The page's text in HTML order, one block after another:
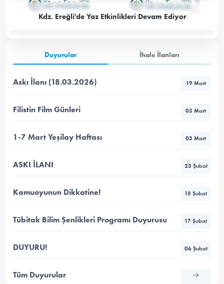
Kdz. Ereğli'de Yaz Etkinlikleri Devam Ediyor
Duyurular İhale İlanları
Askı İlanı (18.03.2026) 19 Mart
Filistin Film Günleri 05 Mart
1-7 Mart Yeşilay Haftası 03 Mart
ASKI İLANI 23 Şubat
Kamuoyunun Dikkatine! 18 Şubat
Tübitak Bilim Şenlikleri Programı Duyurusu 17 Şubat
DUYURU! 06 Şubat
Tüm Duyurular